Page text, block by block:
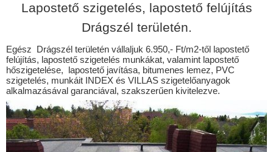
Balotaszállás
Bátmonostor
Bátya
Boconád
Bóly
Lapostető szigetelés, lapostető felújítás
Drágszél területén.
Egész Drágszél területén vállaljuk 6.950,- Ft/m2-től lapostető
felújítás, lapostető szigetelés munkákat, valamint lapostető
hőszigetelése, lapostető javítása, bitumenes lemez, PVC
szigetelés, munkáit INDEX és VILLAS szigetelőanyagok
alkalmazásával garanciával, szakszerűen kivitelezve.